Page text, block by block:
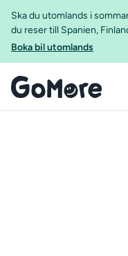
Ska du utomlands i
du reser till Spanien,
Boka bil utomlands